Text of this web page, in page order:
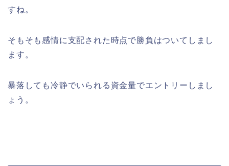
すね。
そもそも感情に支配された時点で勝負はついてしまし
ます。
暴落しても冷静でいられる資金量でエントリーしまし
ょう。